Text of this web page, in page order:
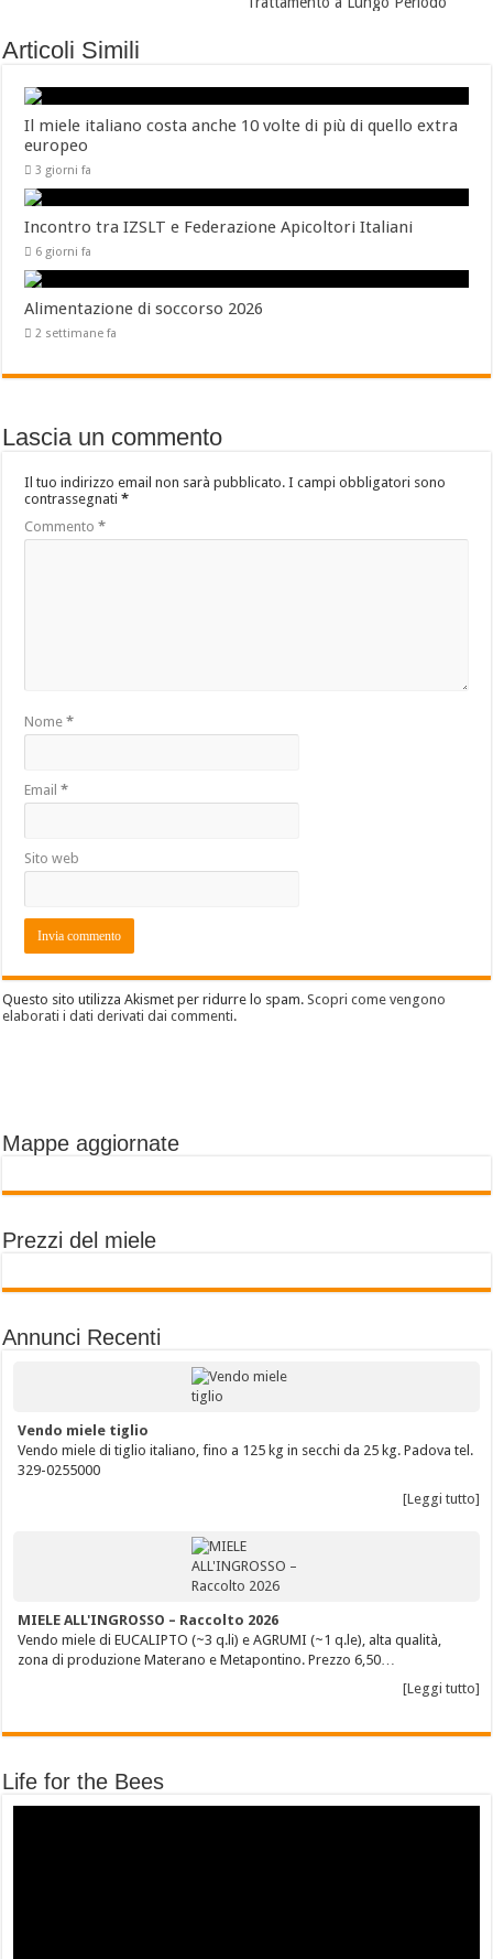
Articoli Simili
Il miele italiano costa anche 10 volte di più di quello extra
europeo
3 giorni fa
Incontro tra IZSLT e Federazione Apicoltori Italiani
6 giorni fa
Alimentazione di soccorso 2026
2 settimane fa
Lascia un commento
Il tuo indirizzo email non sarà pubblicato. I campi obbligatori sono
contrassegnati*
Commento*
Nome*
Email*
Sito web
Questo sito utilizza Akismet per ridurre lo spam.Scopri come vengono
elaborati i dati derivati dai commenti.
Mappe aggiornate
Prezzi del miele
Annunci Recenti
Vendo miele tiglio
Vendo miele di tiglio italiano, fino a 125 kg in secchi da 25 kg. Padova tel.
329-0255000
[Leggi tutto]
MIELE ALL'INGROSSO – Raccolto 2026
Vendo miele di EUCALIPTO (~3 q.li) e AGRUMI (~1 q.le), alta qualità,
zona di produzione Materano e Metapontino. Prezzo 6,50…
[Leggi tutto]
Life for the Bees